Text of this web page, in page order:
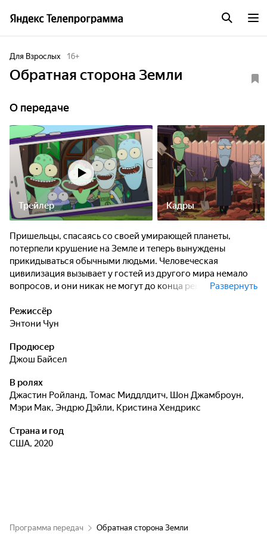
Для Взрослых 16+
Обратная сторона Земли
О передаче
Трейлер Кадры
Пришельцы, спасаясь со своей умирающей планеты,
потерпели крушение на Земле и теперь вынуждены
прикидываться обычными людьми. Человеческая
цивилизация вызывает у гостей из другого мира немало
вопросов, и они никак не могут до конца решить, хорошая
защищать Пупу - живой суперкомпьютер, который
однажды эволюционирует, поглотит их и терраформирует
Развернуть
Режиссёр
Энтони Чун
Продюсер
Джош Байсел
В ролях
Джастин Ройланд, Томас Миддлдитч, Шон Джамброун,
Мэри Мак, Эндрю Дэйли, Кристина Хендрикс
Страна и год
США, 2020
Программа передач Обратная сторона Земли